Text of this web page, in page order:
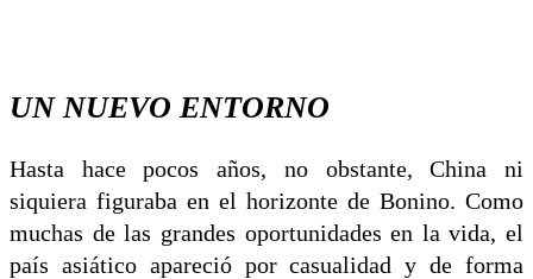
UN NUEVO ENTORNO
Hasta hace pocos años, no obstante, China ni
siquiera figuraba en el horizonte de Bonino. Como
muchas de las grandes oportunidades en la vida, el
país asiático apareció por casualidad y de forma